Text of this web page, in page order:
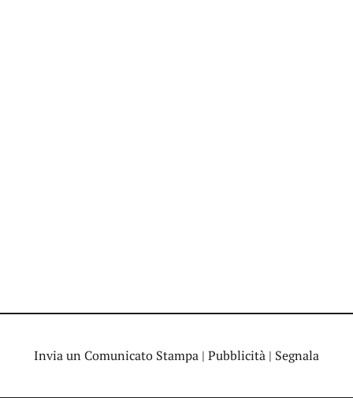
Invia un Comunicato Stampa | Pubblicità | Segnala